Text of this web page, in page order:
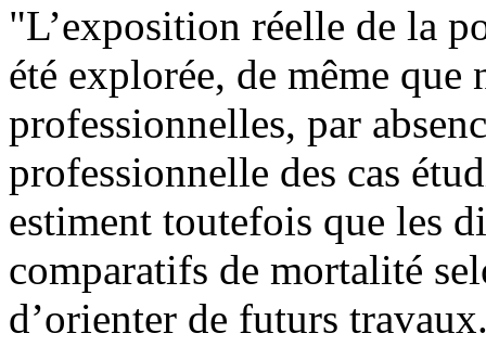
"L’exposition réelle de la
été explorée, de même
professionnelles, par
professionnelle des cas
estiment toutefois que les
comparatifs de mortalité
d’orienter de futurs